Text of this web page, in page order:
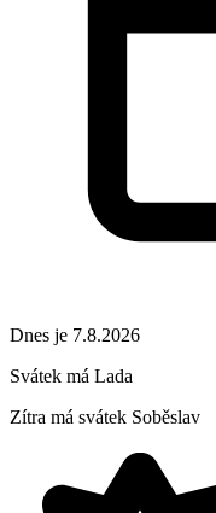
Dnes je 7.8.2026
Svátek má Lada
Zítra má svátek Soběslav